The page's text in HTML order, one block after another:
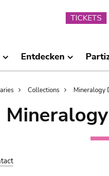
TICKETS
Entdecken
Collections Mineralogy